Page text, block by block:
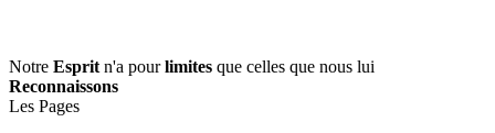
Notre Esprit n'a pourlimites que celles que nous lui
Reconnaissons
Les Pages